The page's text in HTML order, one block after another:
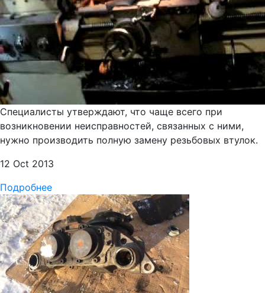
Специалисты утверждают, что чаще всего при
возникновении неисправностей, связанных с ними,
нужно производить полную замену резьбовых втулок.
12 Oct 2013
Подробнее